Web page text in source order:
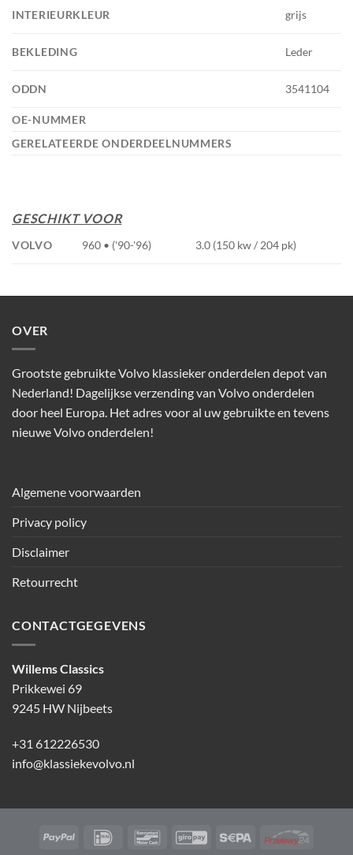
INTERIEURKLEUR grijs
BEKLEDING Leder
ODDN 3541104
OE-NUMMER
GERELATEERDE ONDERDEELNUMMERS
GESCHIKT VOOR
VOLVO 960 • ('90-'96) 3.0 (150 kw / 204 pk)
OVER
Grootste gebruikte Volvo klassieker onderdelen depot van
Nederland! Dagelijkse verzending van Volvo onderdelen
door heel Europa. Het adres voor al uw gebruikte en tevens
nieuwe Volvo onderdelen!
Algemene voorwaarden
Privacy policy
Disclaimer
Retourrecht
CONTACTGEGEVENS
Willems Classics
Prikkewei 69
9245 HW Nijbeets
+31 612226530
info@klassiekevolvo.nl